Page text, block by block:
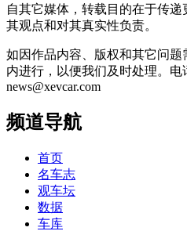
自其它媒体，转载目的在于传
其观点和对其真实性负责。
如因作品内容、版权和其它问
内进行，以便我们及时处理。电
news@xevcar.com
频道导航
首页
名车志
观车坛
数据
车库